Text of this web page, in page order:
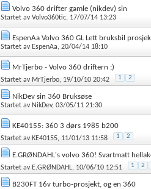
Volvo 360 drifter gamle (nikdev) sin
Startet avVolvo360tic, 17/07/14 13:23
EspenAa Volvo 360 GL Lett bruksbil
Startet av EspenAa, 20/04/14 18:10
MrTjerbo - Volvo 360 driftern ;)
Startet av MrTjerbo, 19/10/10 20:42 1 2
NikDev sin 360 Bruksøse
Startet av NikDev, 03/05/11 21:30
KE40155: 360 3 dørs 1985 b200
Startet av KE40155, 11/01/13 11:58 1 2
E.GRØNDAHL's volvo 360! Svartmatt
Startet av E.GRØNDAHL, 10/06/10 12:51 1 2
B230FT 16v turbo-prosjekt, og en 360